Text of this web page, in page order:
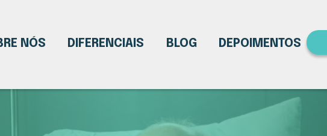
NÓS DIFERENCIAIS BLOG DEPOIMENTOS